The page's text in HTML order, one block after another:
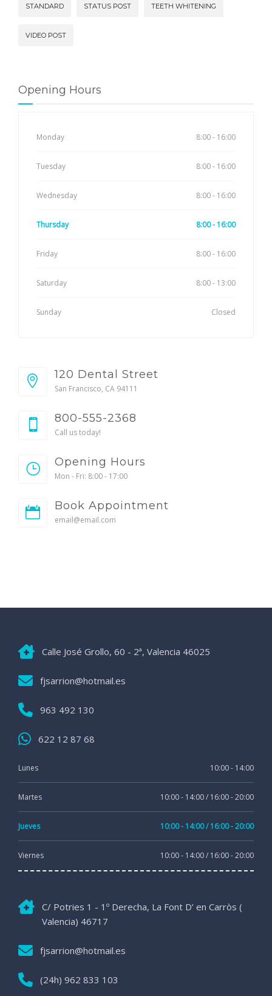
STANDARD STATUS POST TEETH WHITENING
VIDEO POST
Opening Hours
Monday 8:00 - 16:00
Tuesday 8:00 - 16:00
Wednesday 8:00 - 16:00
Thursday 8:00 - 16:00
Friday 8:00 - 16:00
Saturday 8:00 - 13:00
Sunday Closed
120 Dental Street
San Francisco, CA 94111
800-555-2368
Call us today!
Opening Hours
Mon - Fri: 8:00 - 17:00
Book Appointment
email@email.com
Calle José Grollo, 60 - 2ª, Valencia 46025
fjsarrion@hotmail.es
963 492 130
622 12 87 68
Lunes 10:00 - 14:00
Martes 10:00 - 14:00 / 16:00 - 20:00
Jueves 10:00 - 14:00 / 16:00 - 20:00
Viernes 10:00 - 14:00 / 16:00 - 20:00
C/ Potries 1 - 1º Derecha, La Font D’ en Carròs (
Valencia) 46717
fjsarrion@hotmail.es
(24h) 962 833 103